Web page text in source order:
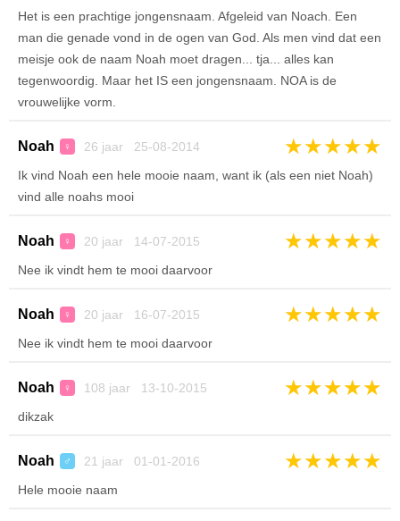
Het is een prachtige jongensnaam. Afgeleid van Noach. Een
man die genade vond in de ogen van God. Als men vind dat een
meisje ook de naam Noah moet dragen... tja... alles kan
tegenwoordig. Maar het IS een jongensnaam. NOA is de
vrouwelijke vorm.
Noah ♀ 26 jaar 25-08-2014 ★★★★★
Ik vind Noah een hele mooie naam, want ik (als een niet Noah)
vind alle noahs mooi
Noah ♀ 20 jaar 14-07-2015 ★★★★★
Nee ik vindt hem te mooi daarvoor
Noah ♀ 20 jaar 16-07-2015 ★★★★★
Nee ik vindt hem te mooi daarvoor
Noah ♀ 108 jaar 13-10-2015 ★★★★★
dikzak
Noah ♂ 21 jaar 01-01-2016 ★★★★★
Hele mooie naam